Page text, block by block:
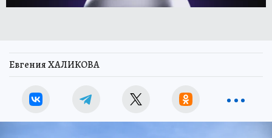
Евгения ХАЛИКОВА